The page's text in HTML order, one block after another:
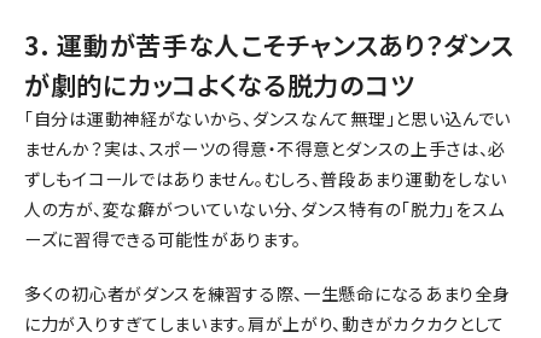
3. 運動が苦手な人こそチャンスあり？ダンス
が劇的にカッコよくなる脱力のコツ
「自分は運動神経がないから、ダンスなんて無理」と思い込んでい
ませんか？実は、スポーツの得意・不得意とダンスの上手さは、必
ずしもイコールではありません。むしろ、普段あまり運動をしない
人の方が、変な癖がついていない分、ダンス特有の「脱力」をスム
ーズに習得できる可能性があります。
多くの初心者がダンスを練習する際、一生懸命になるあまり全身
に力が入りすぎてしまいます。肩が上がり、動きがカクカクとして